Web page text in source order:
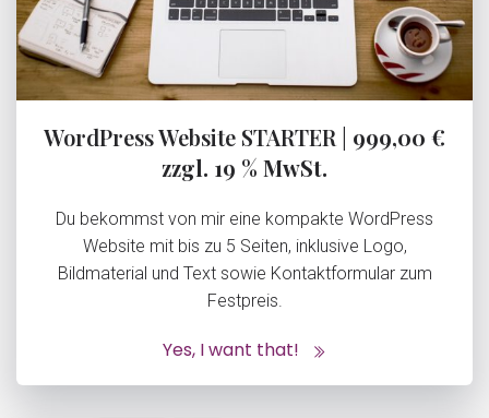
WordPress Website STARTER | 999,00 €
zzgl. 19 % MwSt.
Du bekommst von mir eine kompakte WordPress
Website mit bis zu 5 Seiten, inklusive Logo,
Bildmaterial und Text sowie Kontaktformular zum
Festpreis.
Yes, I want that!